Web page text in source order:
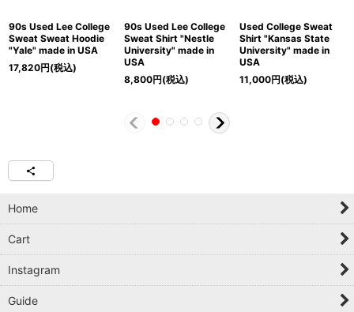
90s Used Lee College
Sweat Sweat Hoodie
"Yale" made in USA
17,820円(税込)
90s Used Lee College
Sweat Shirt "Nestle
University" made in
USA
8,800円(税込)
Used College Sweat
Shirt "Kansas State
University" made in
USA
11,000円(税込)
Home
Cart
Instagram
Guide